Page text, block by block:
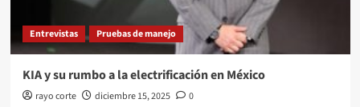
Entrevistas Pruebas de manejo
KIA y su rumbo a la electrificación en México
rayo corte diciembre 15, 2025 0